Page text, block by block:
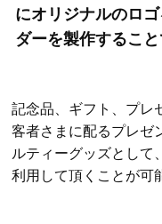
にオリジナルのロ
ダーを製作すること
記念品、ギフト、プレ
客者さまに配るプレゼ
ルティーグッズとして
利用して頂くことが可